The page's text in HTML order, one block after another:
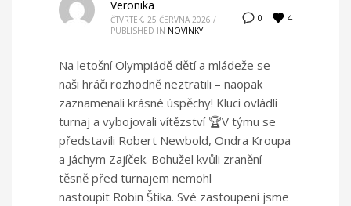
0 4
Veronika
ČTVRTEK, 25 ČERVNA 2026 /
PUBLISHED IN NOVINKY
Na letošní Olympiádě dětí a mládeže se
naši hráči rozhodně neztratili – naopak
zaznamenali krásné úspěchy! Kluci ovládli
turnaj a vybojovali vítězství 🏆V týmu se
představili Robert Newbold, Ondra Kroupa
a Jáchym Zajíček. Bohužel kvůli zranění
těsně před turnajem nemohl
nastoupit Robin Štika. Své zastoupení jsme